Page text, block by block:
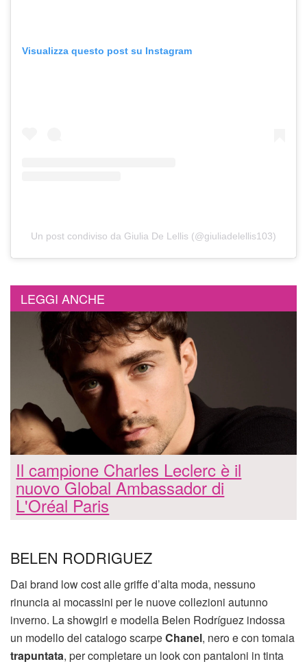
Visualizza questo post su Instagram
Un post condiviso da Giulia De Lellis (@giuliadelellis103)
LEGGI ANCHE
Il campione Charles Leclerc è il
nuovo Global Ambassador di
L'Oréal Paris
BELEN RODRIGUEZ
Dai brand low cost alle griffe d’alta moda, nessuno
rinuncia ai mocassini per le nuove collezioni autunno
inverno. La showgirl e modella Belen Rodríguez indossa
un modello del catalogo scarpeChanel, nero e con tomaia
trapuntata, per completare un look con pantaloni in tinta